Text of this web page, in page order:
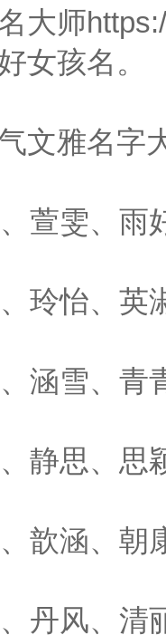
大师
女孩名。
文雅名字
萱雯、雨
玲怡、英
涵雪、青
静思、思
歆涵、朝
丹风、清